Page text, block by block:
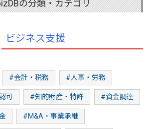
の分類・カテゴリ
ビジネス支援
#会計・税務 #人事・労務
可 #知的財産・特許 #資金調達
#M&A・事業承継